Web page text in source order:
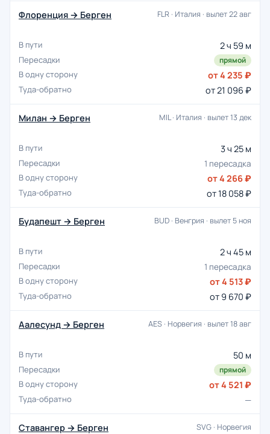
Флоренция → Берген FLR · Италия · вылет 22 авг
2 ч 59 м
прямой
от 4 235 ₽
от 21 096 ₽
Милан → Берген MIL · Италия · вылет 13 дек
3 ч 25 м
1 пересадка
от 4 266 ₽
от 18 058 ₽
Будапешт → Берген BUD · Венгрия · вылет 5 ноя
2 ч 45 м
1 пересадка
от 4 513 ₽
от 9 670 ₽
Аалесунд → Берген AES · Норвегия · вылет 18 авг
50 м
прямой
от 4 521 ₽
—
Ставангер → Берген SVG · Норвегия